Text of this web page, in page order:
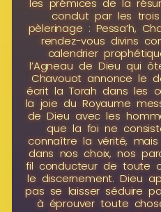
conclut par les
pèlerinage : Pessa’h,
rendez-vous divins
calendrier
l’Agneau de Dieu qui
Chavouot annonce le
écrit la Torah dans les
la joie du Royaume
de Dieu avec les
que la foi ne
connaître la vérité,
dans nos choix, nos
fil conducteur de toute
le discernement. Dieu
pas se laisser séduire
à éprouver toute